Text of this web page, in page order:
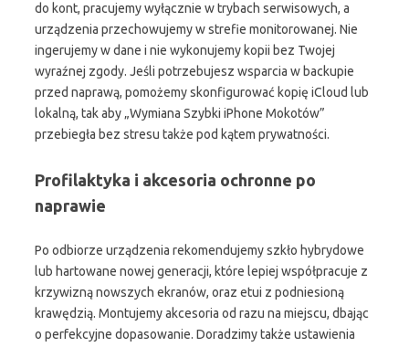
do kont, pracujemy wyłącznie w trybach serwisowych, a
urządzenia przechowujemy w strefie monitorowanej. Nie
ingerujemy w dane i nie wykonujemy kopii bez Twojej
wyraźnej zgody. Jeśli potrzebujesz wsparcia w backupie
przed naprawą, pomożemy skonfigurować kopię iCloud lub
lokalną, tak aby „Wymiana Szybki iPhone Mokotów”
przebiegła bez stresu także pod kątem prywatności.
Profilaktyka i akcesoria ochronne po
naprawie
Po odbiorze urządzenia rekomendujemy szkło hybrydowe
lub hartowane nowej generacji, które lepiej współpracuje z
krzywizną nowszych ekranów, oraz etui z podniesioną
krawędzią. Montujemy akcesoria od razu na miejscu, dbając
o perfekcyjne dopasowanie. Doradzimy także ustawienia